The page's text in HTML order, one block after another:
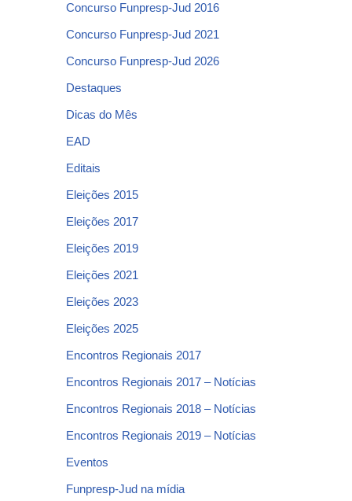
Concurso Funpresp-Jud 2016
Concurso Funpresp-Jud 2021
Concurso Funpresp-Jud 2026
Destaques
Dicas do Mês
EAD
Editais
Eleições 2015
Eleições 2017
Eleições 2019
Eleições 2021
Eleições 2023
Eleições 2025
Encontros Regionais 2017
Encontros Regionais 2017 – Notícias
Encontros Regionais 2018 – Notícias
Encontros Regionais 2019 – Notícias
Eventos
Funpresp-Jud na mídia